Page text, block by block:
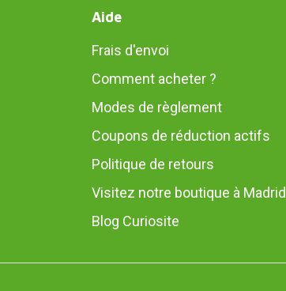
Aide
Frais d'envoi
Comment acheter ?
Modes de règlement
Coupons de réduction actifs
Politique de retours
Visitez notre boutique à Madrid
Blog Curiosite